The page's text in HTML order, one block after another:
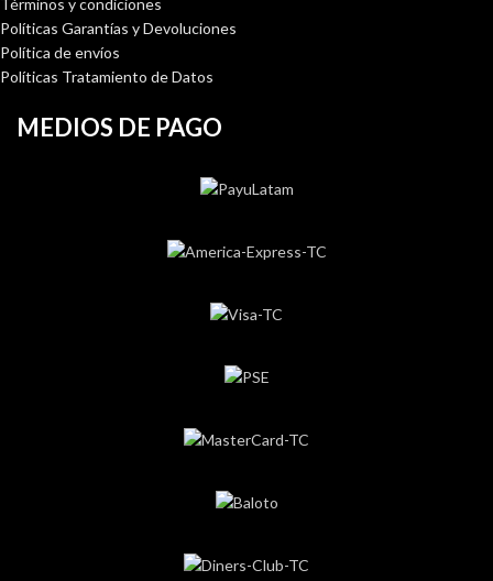
Políticas Garantías y Devoluciones
Política de envíos
Políticas Tratamiento de Datos
MEDIOS DE PAGO